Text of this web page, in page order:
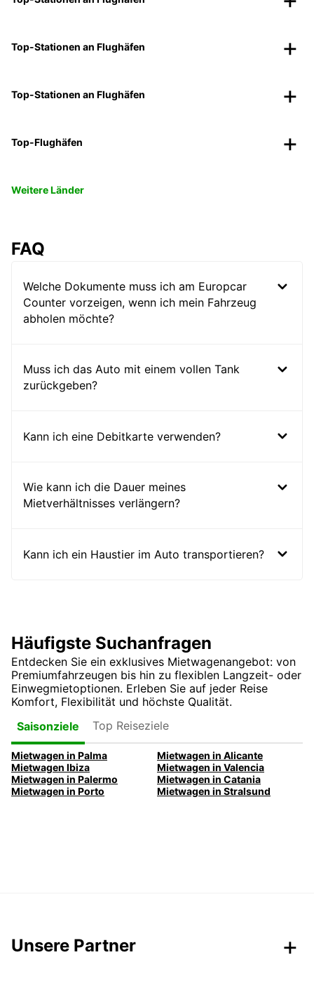
Top-Stationen an Flughäfen
Top-Stationen an Flughäfen
Top-Flughäfen
Weitere Länder
FAQ
Welche Dokumente muss ich am Europcar
Counter vorzeigen, wenn ich mein Fahrzeug
abholen möchte?
Muss ich das Auto mit einem vollen Tank
zurückgeben?
Kann ich eine Debitkarte verwenden?
Wie kann ich die Dauer meines
Mietverhältnisses verlängern?
Kann ich ein Haustier im Auto transportieren?
Häufigste Suchanfragen
Entdecken Sie ein exklusives Mietwagenangebot: von
Premiumfahrzeugen bis hin zu flexiblen Langzeit- oder
Einwegmietoptionen. Erleben Sie auf jeder Reise
Komfort, Flexibilität und höchste Qualität.
Saisonziele
Top Reiseziele
Mietwagen in Palma
Mietwagen in Alicante
Mietwagen Ibiza
Mietwagen in Valencia
Mietwagen in Palermo
Mietwagen in Catania
Mietwagen in Porto
Mietwagen in Stralsund
Unsere Partner